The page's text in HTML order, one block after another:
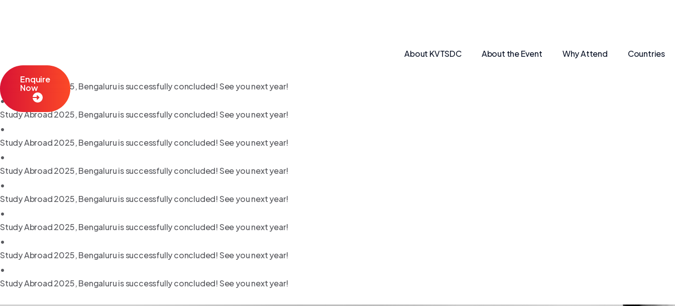
About KVTSDC About the Event Why Attend Countries
Enquire
Now
Study Abroad 2025, Bengaluru is successfully concluded! See you next year!
•
Study Abroad 2025, Bengaluru is successfully concluded! See you next year!
•
Study Abroad 2025, Bengaluru is successfully concluded! See you next year!
•
Study Abroad 2025, Bengaluru is successfully concluded! See you next year!
•
Study Abroad 2025, Bengaluru is successfully concluded! See you next year!
•
Study Abroad 2025, Bengaluru is successfully concluded! See you next year!
•
Study Abroad 2025, Bengaluru is successfully concluded! See you next year!
•
Study Abroad 2025, Bengaluru is successfully concluded! See you next year!